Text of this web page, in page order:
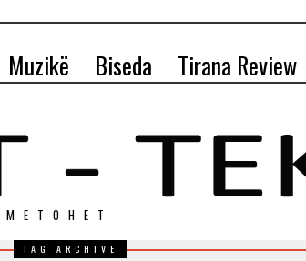
Muzikë Biseda Tirana Review
TAG ARCHIVE